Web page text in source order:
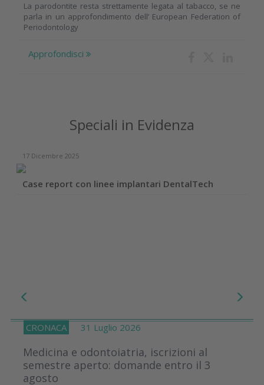
La parodontite resta strettamente legata al tabacco, se ne
parla in un approfondimento dell’ European Federation of
Periodontology
Approfondisci
Speciali in Evidenza
17 Dicembre 2025
Case report con linee implantari DentalTech
CRONACA 31 Luglio 2026
Medicina e odontoiatria, iscrizioni al
semestre aperto: domande entro il 3
agosto